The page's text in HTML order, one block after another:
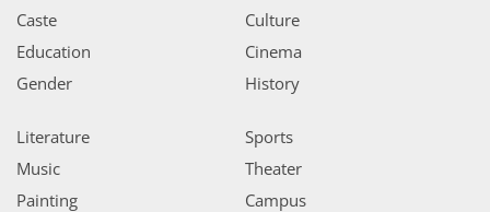
Caste
Education
Gender
Culture
Cinema
History
Literature
Music
Painting
Sports
Theater
Campus